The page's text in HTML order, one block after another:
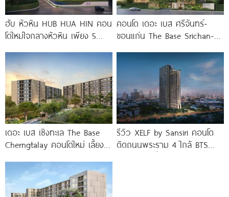
ฮับ หัวหิน HUB HUA HIN คอน
โดใหม่ใจกลางหัวหิน เพียง 5
คอนโด เดอะ เบส ศรีจันทร์-
ขอนแก่น The Base Srichan-
ขอนแก่น
เดอะ เบส เชิงทะเล The Base
Cherngtalay คอนโดใหม่ เลี้ยง
รีวิว XELF by Sansiri คอนโด
ติดถนนพระราม 4 ใกล้ BTS